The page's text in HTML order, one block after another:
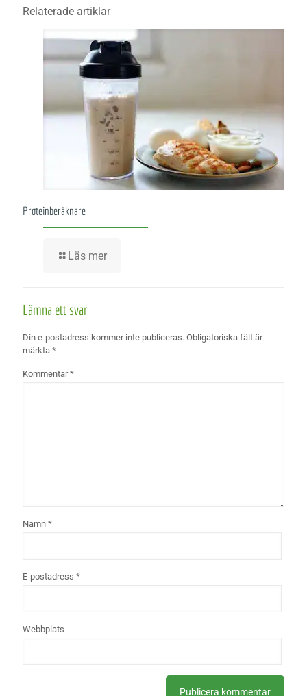
Relaterade artiklar
Proteinberäknare
Läs mer
Lämna ett svar
Din e-postadress kommer inte publiceras. Obligatoriska fält är
märkta *
Kommentar*
Namn *
E-postadress *
Webbplats